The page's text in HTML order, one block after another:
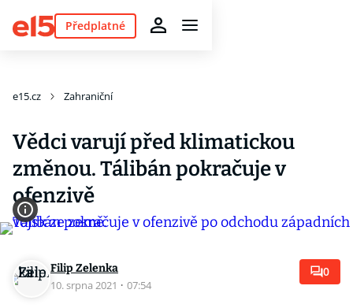
Předplatné
e15.cz Zahraniční
Vědci varují před klimatickou
změnou. Tálibán pokračuje v
ofenzivě
Filip Zelenka
10. srpna 2021 · 07:54
0